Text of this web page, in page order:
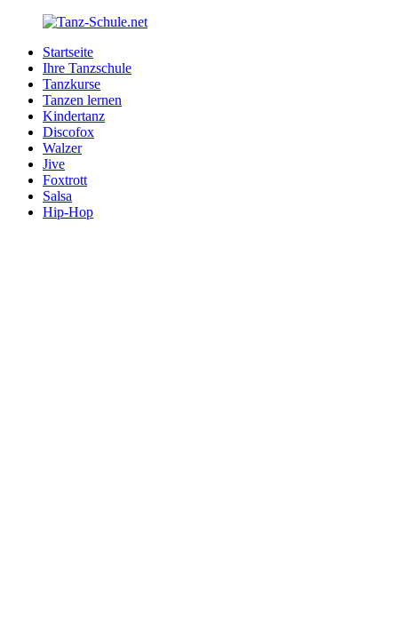
Zurück
Inhalt
Tanz-
Schule.net
Ihre
Tanzschule
Internet
Startseite
Ihre Tanzschule
Tanzkurse
Tanzen lernen
Kindertanz
Discofox
Walzer
Jive
Foxtrott
Salsa
Hip-Hop